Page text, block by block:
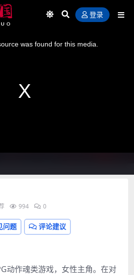
登录
was found for this media.
994 0
问题 评论建议
动作魂类游戏，女性主角。在对